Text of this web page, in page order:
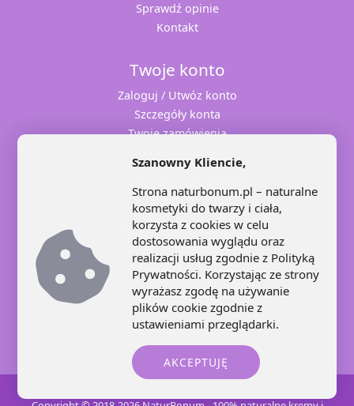
Sprawdź opinie
Kontakt
Twoje konto
Zaloguj / Utwóz konto
Szczegóły konta
Twoje zamówienia
+48 71 707 22 25
+48 602 445 639
+48 664 871 959
kontakt@naturbonum.pl
8:00 – 17:30
Szanowny Kliencie,
Strona naturbonum.pl – naturalne
kosmetyki do twarzy i ciała,
korzysta z cookies w celu
dostosowania wyglądu oraz
realizacji usług zgodnie z Polityką
Prywatności. Korzystając ze strony
wyrażasz zgodę na używanie
plików cookie zgodnie z
ustawieniami przeglądarki.
AKCEPTUJĘ